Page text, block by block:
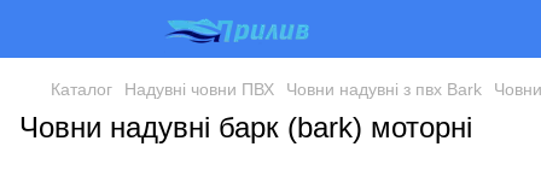
Каталог Надувні човни ПВХ Човни надувні з пвх Bark
Човни надувні барк (bark) моторні